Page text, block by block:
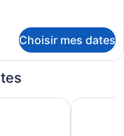
Choisir mes dates
Life